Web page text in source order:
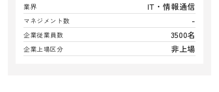
業界 IT・情報通信
マネジメント数 -
企業従業員数 3500名
企業上場区分 非上場